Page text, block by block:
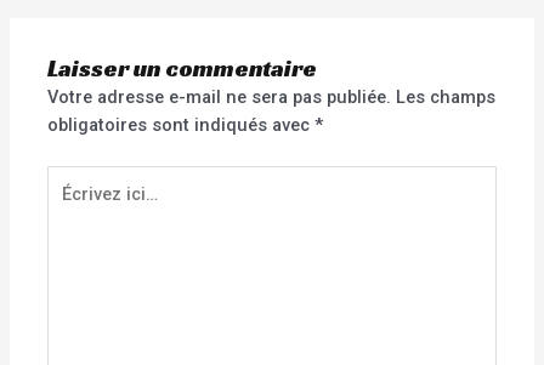
Laisser un commentaire
Votre adresse e-mail ne sera pas publiée. Les champs
obligatoires sont indiqués avec*
Écrivez
ici…